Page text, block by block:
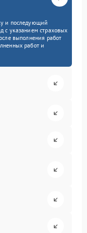
и последующий
с указанием страховых
выполнения работ
работ и